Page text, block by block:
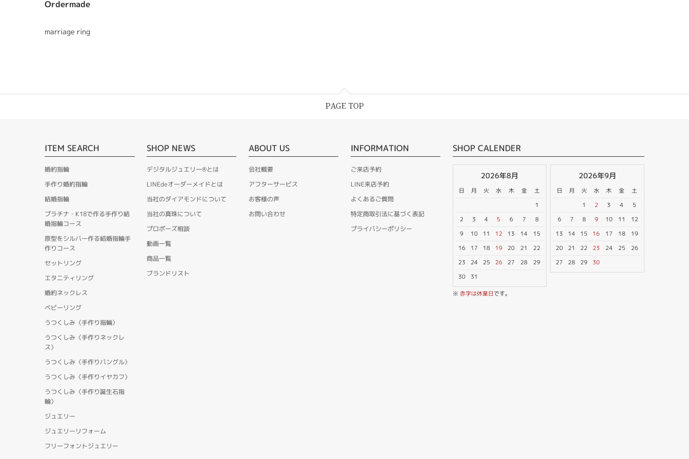
Ordermade
marriage ring
PAGE TOP
ITEM SEARCH
婚約指輪
手作り婚約指輪
結婚指輪
プラチナ・K18で作る手作り結
婚指輪コース
原型をシルバー作る結婚指輪手
作りコース
セットリング
エタニティリング
婚約ネックレス
ベビーリング
うつくしみ〈手作り指輪〉
うつくしみ〈手作りネックレ
ス〉
うつくしみ〈手作りバングル〉
うつくしみ〈手作りイヤカフ〉
うつくしみ〈手作り誕生石指
輪〉
ジュエリー
ジュエリーリフォーム
フリーフォントジュエリー
SHOP NEWS
デジタルジュエリー®とは
LINEdeオーダーメイドとは
当社のダイアモンドについて
当社の真珠について
プロポーズ相談
動画一覧
商品一覧
ブランドリスト
ABOUT US
会社概要
アフターサービス
お客様の声
お問い合わせ
INFORMATION
ご来店予約
LINE来店予約
よくあるご質問
特定商取引法に基づく表記
プライバシーポリシー
SHOP CALENDER
2026年8月
日 月 火 水 木 金
土
1
2
3 4 5 6 7
8
9
10 11 12 13 14
15
16
17 18 19 20 21
22
23
24 25 26 27 28
29
30
31
2026年9月
日 月 火 水 木 金
土
1
2 3 4
5
6
7 8 9 10 11
12
13
14 15 16 17 18
19
20
21 22 23 24 25
26
27
28 29 30
※ 赤字は休業日です。